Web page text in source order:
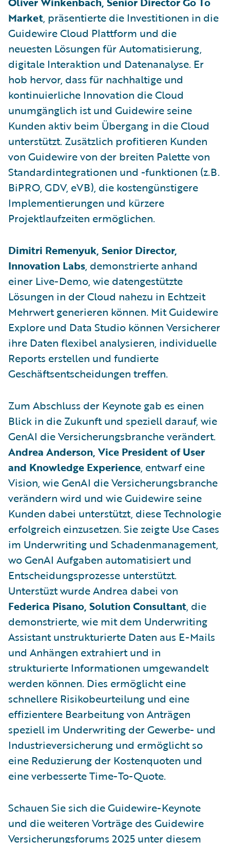
Market, präsentierte die Investitionen in die
Guidewire Cloud Plattform und die
neuesten Lösungen für Automatisierung,
digitale Interaktion und Datenanalyse. Er
hob hervor, dass für nachhaltige und
kontinuierliche Innovation die Cloud
unumgänglich ist und Guidewire seine
Kunden aktiv beim Übergang in die Cloud
unterstützt. Zusätzlich profitieren Kunden
von Guidewire von der breiten Palette von
Standardintegrationen und -funktionen (z.B.
BiPRO, GDV, eVB), die kostengünstigere
Implementierungen und kürzere
Projektlaufzeiten ermöglichen.
Dimitri Remenyuk, Senior Director,
Innovation Labs, demonstrierte anhand
einer Live-Demo, wie datengestützte
Lösungen in der Cloud nahezu in Echtzeit
Mehrwert generieren können. Mit Guidewire
Explore und Data Studio können Versicherer
ihre Daten flexibel analysieren, individuelle
Reports erstellen und fundierte
Geschäftsentscheidungen treffen.
Zum Abschluss der Keynote gab es einen
Blick in die Zukunft und speziell darauf, wie
GenAI die Versicherungsbranche verändert.
Andrea Anderson, Vice President of User
and Knowledge Experience, entwarf eine
Vision, wie GenAI die Versicherungsbranche
verändern wird und wie Guidewire seine
Kunden dabei unterstützt, diese Technologie
erfolgreich einzusetzen. Sie zeigte Use Cases
im Underwriting und Schadenmanagement,
wo GenAI Aufgaben automatisiert und
Entscheidungsprozesse unterstützt.
Unterstüzt wurde Andrea dabei von
Federica Pisano, Solution Consultant, die
demonstrierte, wie mit dem Underwriting
Assistant unstrukturierte Daten aus E-Mails
und Anhängen extrahiert und in
strukturierte Informationen umgewandelt
werden können. Dies ermöglicht eine
schnellere Risikobeurteilung und eine
effizientere Bearbeitung von Anträgen
speziell im Underwriting der Gewerbe- und
Industrieversicherung und ermöglicht so
eine Reduzierung der Kostenquoten und
eine verbesserte Time-To-Quote.
Schauen Sie sich die Guidewire-Keynote
und die weiteren Vorträge des Guidewire
Versicherungsforums 2025 unter diesem